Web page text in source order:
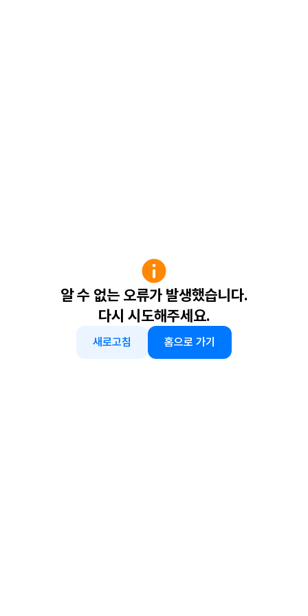
알 수 없는 오류가 발생했습니다.
다시 시도해주세요.
새로고침 홈으로 가기